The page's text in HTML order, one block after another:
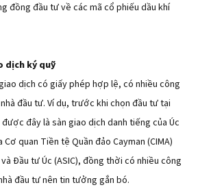
đồng đầu tư về các mã cổ phiếu dầu khí
dịch ký quỹ
dịch có giấy phép hợp lệ, có nhiều công
đầu tư. Ví dụ, trước khi chọn đầu tư tại
đây là sàn giao dịch danh tiếng của Úc
quan Tiền tệ Quần đảo Cayman (CIMA)
Đầu tư Úc (ASIC), đồng thời có nhiều công
đầu tư nên tin tưởng gắn bó.